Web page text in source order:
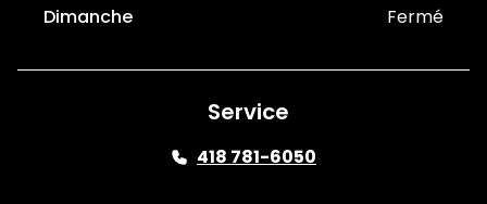
Dimanche Fermé
Service
418 781-6050